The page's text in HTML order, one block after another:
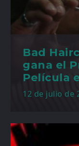
Bad
gana el
Película
12 de julio de